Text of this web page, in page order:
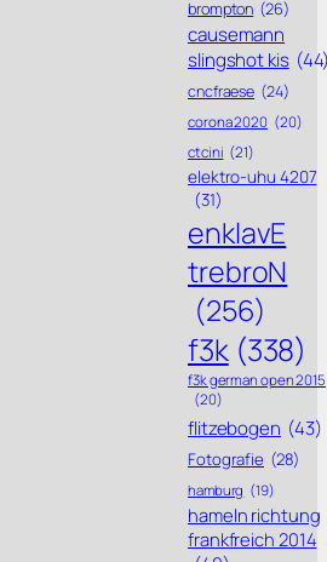
brompton (26)
causemann
slingshot kis
cncfraese (24)
corona 2020 (20)
ctcini (21)
elektro-uhu 4207
(31)
enklavE
trebroN
(256)
f3k (338)
f3k german open 2015
(20)
flitzebogen (43)
Fotografie (28)
hamburg (19)
hameln richtung
frankfreich 2014